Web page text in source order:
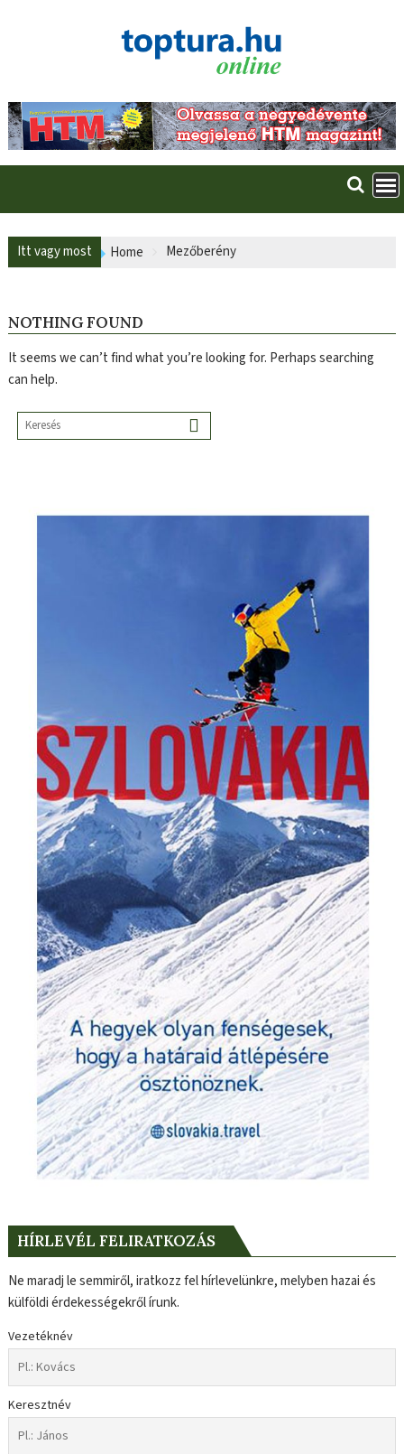
Itt vagy most Home Mezőberény
NOTHING FOUND
It seems we can’t find what you’re looking for. Perhaps searching
can help.
HÍRLEVÉL FELIRATKOZÁS
Ne maradj le semmiről, iratkozz fel hírlevelünkre, melyben hazai és
külföldi érdekességekről írunk.
Vezetéknév
Keresztnév